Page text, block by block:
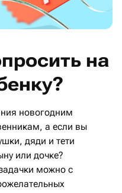
на
новогодним
а если вы
дяди и тети
или дочке?
можно с